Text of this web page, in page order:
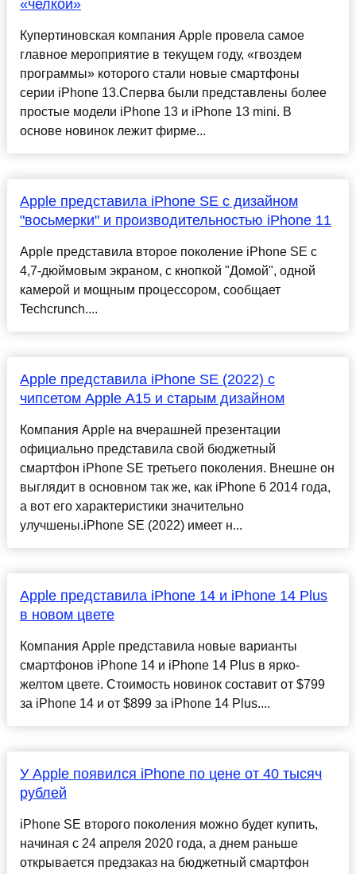
«челкой»
Купертиновская компания Apple провела самое
главное мероприятие в текущем году, «гвоздем
программы» которого стали новые смартфоны
серии iPhone 13.Сперва были представлены более
простые модели iPhone 13 и iPhone 13 mini. В
основе новинок лежит фирме...
Apple представила iPhone SE с дизайном
"восьмерки" и производительностью iPhone 11
Apple представила второе поколение iPhone SE c
4,7-дюймовым экраном, с кнопкой "Домой", одной
камерой и мощным процессором, сообщает
Techcrunch....
Apple представила iPhone SE (2022) с
чипсетом Apple A15 и старым дизайном
Компания Apple на вчерашней презентации
официально представила свой бюджетный
смартфон iPhone SE третьего поколения. Внешне он
выглядит в основном так же, как iPhone 6 2014 года,
а вот его характеристики значительно
улучшены.iPhone SE (2022) имеет н...
Apple представила iPhone 14 и iPhone 14 Plus
в новом цвете
Компания Apple представила новые варианты
смартфонов iPhone 14 и iPhone 14 Plus в ярко-
желтом цвете. Стоимость новинок составит от $799
за iPhone 14 и от $899 за iPhone 14 Plus....
У Apple появился iPhone по цене от 40 тысяч
рублей
iPhone SE второго поколения можно будет купить,
начиная с 24 апреля 2020 года, а днем раньше
открывается предзаказ на бюджетный смартфон